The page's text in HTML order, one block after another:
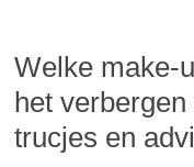
Welke make-
het
trucjes en